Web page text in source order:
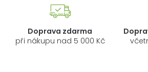
Doprava zdarma
při nákupu nad 5 000 Kč